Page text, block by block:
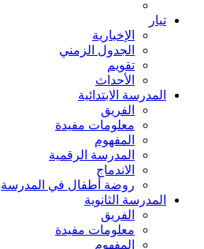
تيار
الإخبارية
الجدول الزمني
تقويم
الأحداث
المدرسة الابتدائية
الفريق
معلومات مفيدة
المفهوم
المدرسة الرقمية
الاندماج
روضة أطفال في المدرسة
المدرسة الثانوية
الفريق
معلومات مفيدة
المفهوم